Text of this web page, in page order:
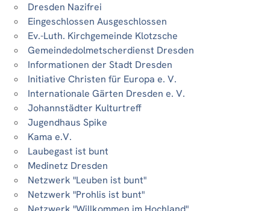
Dresden Nazifrei
Eingeschlossen Ausgeschlossen
Ev.-Luth. Kirchgemeinde Klotzsche
Gemeindedolmetscherdienst Dresden
Informationen der Stadt Dresden
Initiative Christen für Europa e. V.
Internationale Gärten Dresden e. V.
Johannstädter Kulturtreff
Jugendhaus Spike
Kama e.V.
Laubegast ist bunt
Medinetz Dresden
Netzwerk "Leuben ist bunt"
Netzwerk "Prohlis ist bunt"